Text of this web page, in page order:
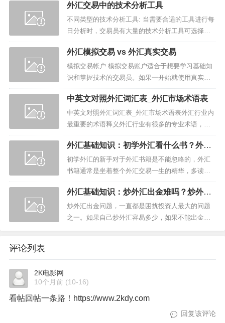
支付的价格)，他的多头头寸平仓，交易完成。空头
头寸指的是一名交...
外汇交易中的技术分析工具
不同类型的技术分析工具: 当需要合适的工具进行每
日分析时，交易员有大量的技术分析工具可选择。
常用的指标包括:移动均线指标，该指标过滤价格波
动，帮助交易员判断趋势方向；布林线，该指标绘
制两条线，距离移...
外汇模拟交易 vs 外汇真实交易
模拟交易帐户 模拟交易账户适合于想要学习基础知
识和掌握技术的交易员。如果一开始就使用真实账
户，意味着在您研究哪个技术最适合您时您可能损
失真实资金。 在开始使用真实交易账户之前，使用
模拟账户尝试几种不同...
中英文对照外汇词汇表_外汇市场术语表
中英文对照外汇词汇表_外汇市场术语表外汇行业内
最重要的术语释义外汇行业有很多的专业术语，由
于外汇术语比较多，所以我们难免会经常遗忘一
些。本文我们特别汇编了一个词汇表，以尽可能最
简洁的方式对关键定义加以...
外汇基础知识：初学外汇看什么书？外汇
新手入门书推荐
初学外汇的新手对于外汇书籍是不能忽略的，外汇
书籍通常是坐着整个外汇交易一生的精华，多读一
些有关外汇交易的书籍，对于自己整个交易生涯好
处多多。那么，初学外汇看什么书？下面就是外汇
新手入门书籍的推荐。 ...
外汇基础知识：炒外汇出金难吗？炒外汇
出金步骤介绍
炒外汇出金问题，一直都是困扰投资人最大的问题
之一。如果自己炒外汇容易多少，如果不能出金，
评论列表
2K电影网
10个月前 (10-16)
看帖回帖一条路！https://www.2kdy.com
回复该评论